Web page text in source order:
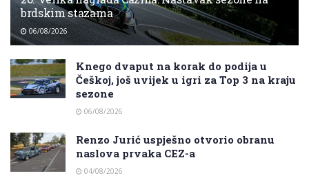
brdskim stazama
06/08/2026
Knego dvaput na korak do podija u
Češkoj, još uvijek u igri za Top 3 na kraju
sezone
06/08/2026
Renzo Jurić uspješno otvorio obranu
naslova prvaka CEZ-a
04/08/2026